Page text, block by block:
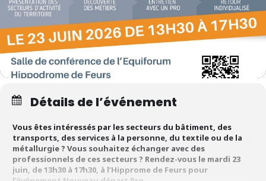
Détails de l’événement
Vous êtes intéressés par les secteurs du bâtiment, des
transports, des services à la personne, du textile ou de la
métallurgie ? Vous souhaitez échanger avec des
professionnels de ces secteurs ? Rendez-vous le mardi 23
juin, de 13h30 à 17h30, à l’Hipprome de Feurs pour